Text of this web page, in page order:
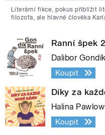
Literární fikce, pokus přiblížit
filozofa, ale hlavně člověka
Ranní špek 2
Dalibor Gondík
Koupit
Díky za
Halina
Koupit